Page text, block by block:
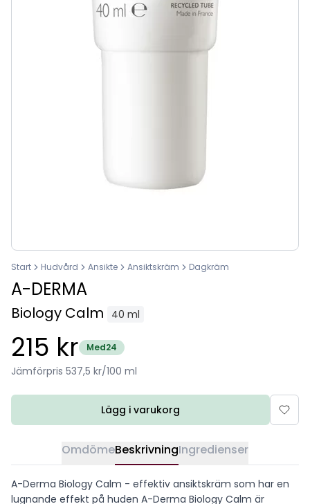
Start Hudvård Ansikte Ansiktskräm Dagkräm
A-DERMA
Biology Calm 40 ml
215 kr Med24
Jämförpris 537,5 kr/100 ml
Lägg i varukorg
OmdömeBeskrivningIngredienser
A-Derma Biology Calm - effektiv ansiktskräm som har en
lugnande effekt på huden A-Derma Biology Calm är